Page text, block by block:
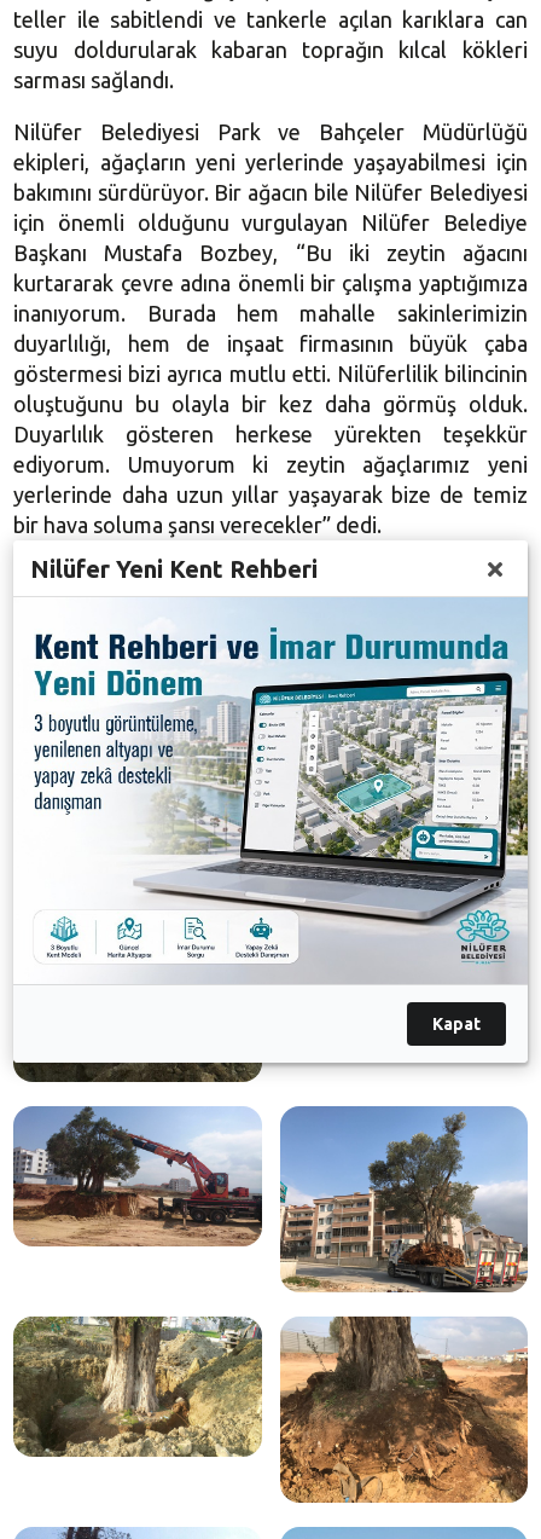
teller ile sabitlendi ve tankerle açılan karıklara can
suyu doldurularak kabaran toprağın kılcal kökleri
sarması sağlandı.
Nilüfer Belediyesi Park ve Bahçeler Müdürlüğü
ekipleri, ağaçların yeni yerlerinde yaşayabilmesi için
bakımını sürdürüyor. Bir ağacın bile Nilüfer Belediyesi
için önemli olduğunu vurgulayan Nilüfer Belediye
Başkanı Mustafa Bozbey, “Bu iki zeytin ağacını
kurtararak çevre adına önemli bir çalışma yaptığımıza
inanıyorum. Burada hem mahalle sakinlerimizin
duyarlılığı, hem de inşaat firmasının büyük çaba
göstermesi bizi ayrıca mutlu etti. Nilüferlilik bilincinin
oluştuğunu bu olayla bir kez daha görmüş olduk.
Duyarlılık gösteren herkese yürekten teşekkür
ediyorum. Umuyorum ki zeytin ağaçlarımız yeni
yerlerinde daha uzun yıllar yaşayarak bize de temiz
bir hava soluma şansı verecekler” dedi.
Galeri
Nilüfer Yeni Kent Rehberi
Kapat